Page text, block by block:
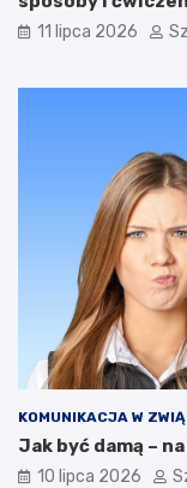
11 lipca 2026
KOMUNIKACJA W
Jak być damą –
10 lipca 2026